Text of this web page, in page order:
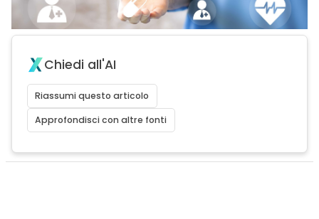
Chiedi all'AI
Riassumi questo articolo
Approfondisci con altre fonti